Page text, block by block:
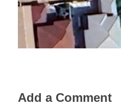
Add a Comment